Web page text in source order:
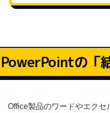
PowerPointの「
Office製品のワードやエク